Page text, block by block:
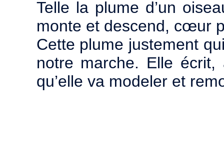
Telle la plume d’un
monte et descend, cœur
Cette plume justement
notre marche. Elle
qu’elle va modeler et